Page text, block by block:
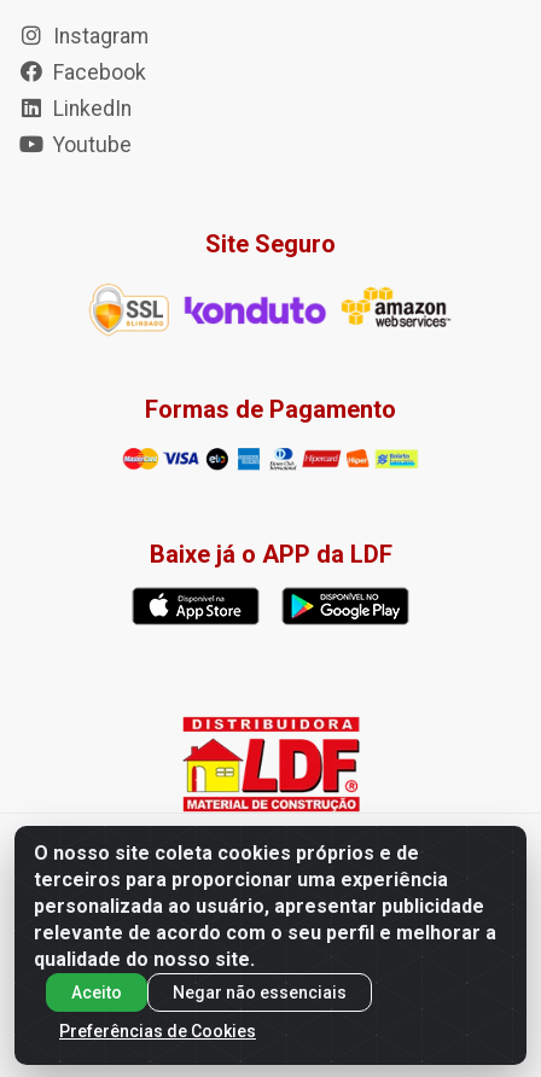
O nosso site coleta cookies próprios e de
terceiros para proporcionar uma experiência
personalizada ao usuário, apresentar publicidade
relevante de acordo com o seu perfil e melhorar a
qualidade do nosso site.
Aceito
Negar não essenciais
Preferências de Cookies
Instagram
Facebook
LinkedIn
Youtube
Site Seguro
Formas de Pagamento
Baixe já o APP da LDF
Distribuidora LDF - Av. Presidente Tancredo Neves, 203 – Bairro
dos Ipês, João Pessoa / PB - CEP 58028-840 - CNPJ
02.019.761/0003-82